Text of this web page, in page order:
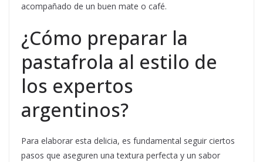
acompañado de un buen mate o café.
¿Cómo preparar la
pastafrola al estilo de
los expertos
argentinos?
Para elaborar esta delicia, es fundamental seguir ciertos
pasos que aseguren una textura perfecta y un sabor